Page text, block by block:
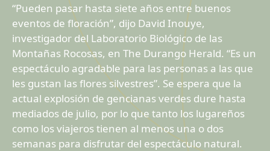
“Pueden pasar hasta siete años entre buenos
eventos de floración”, dijo David Inouye,
investigador del Laboratorio Biológico de las
Montañas Rocosas, en The Durango Herald. “Es un
espectáculo agradable para las personas a las que
les gustan las flores silvestres”. Se espera que la
actual explosión de gencianas verdes dure hasta
mediados de julio, por lo que tanto los lugareños
como los viajeros tienen al menos una o dos
semanas para disfrutar del espectáculo natural.